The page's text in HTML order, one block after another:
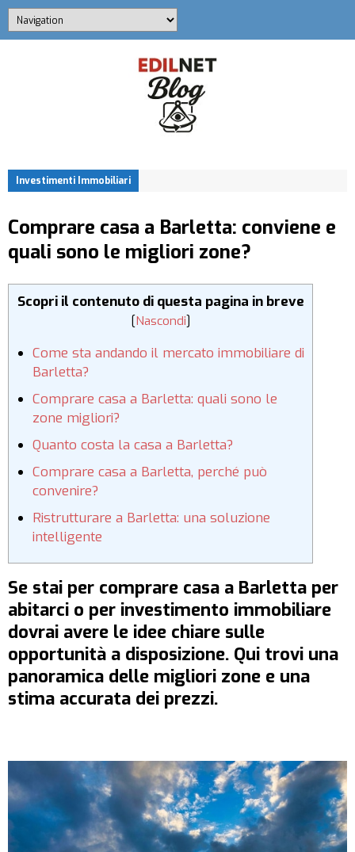
Investimenti Immobiliari
Comprare casa a Barletta: conviene e
quali sono le migliori zone?
Scopri il contenuto di questa pagina in breve
[Nascondi]
Come sta andando il mercato immobiliare di
Barletta?
Comprare casa a Barletta: quali sono le
zone migliori?
Quanto costa la casa a Barletta?
Comprare casa a Barletta, perché può
convenire?
Ristrutturare a Barletta: una soluzione
intelligente
Se stai per comprare casa a Barletta per
abitarci o per investimento immobiliare
dovrai avere le idee chiare sulle
opportunità a disposizione. Qui trovi una
panoramica delle migliori zone e una
stima accurata dei prezzi.